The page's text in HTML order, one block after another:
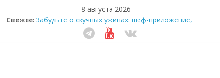
8 августа 2026
Свежее:Забудьте о скучных ужинах: шеф-приложение,
которое видит вашу еду насквозь
Небо зовёт: как бизнес на полётах дронов и